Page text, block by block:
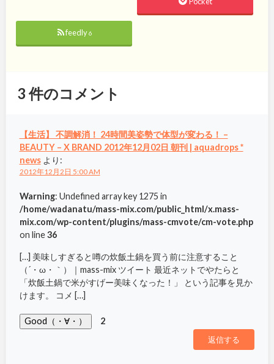
feedly6
3件のコメント
【生活】 不調解消！ 24時間美姿勢で体型が変わる！ –
BEAUTY – X BRAND 2012年12月02日 朝刊 | aquadrops *
news より:
2012年12月2日 5:00 AM
Warning: Undefined array key 1275 in
/home/wadanatu/mass-mix.com/public_html/x.mass-
mix.com/wp-content/plugins/mass-cmvote/cm-vote.php
on line36
[…] 美味しすぎると噂の炊飯土鍋を買う前に注意すること
（´・ω・｀）｜mass-mix ツイート 最近ネットでやたらと
「炊飯土鍋で米がすげー美味くなった！」 という記事を見か
けます。 コメ […]
Good（・∀・） 2
返信する